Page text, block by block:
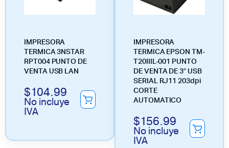
IMPRESORA
TERMICA 3NSTAR
RPT004 PUNTO DE
VENTA USB LAN
$104.99
No incluye
IVA
IMPRESORA
TERMICA EPSON TM-
T20IIIL-001 PUNTO
DE VENTA DE 3″ USB
SERIAL RJ11 203dpi
CORTE
AUTOMATICO
$156.99
No incluye
IVA